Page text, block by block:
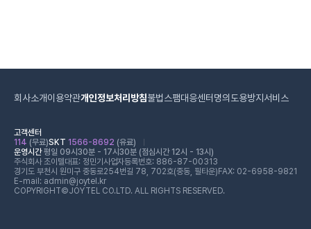
회사소개이용약관개인정보처리방침불법스팸대응센터 명의도용방지서비스
고객센터
114 (무료)SKT 1566-8692 (유료)
운영시간평일 09시30분 - 17시30분 (점심시간 12시 - 13시)
주식회사 조이텔대표: 정민기 사업자등록번호: 886-87-00313
경기도 부천시 원미구 중동로254번길 78, 702호(중동, 필타운) FAX: 02-6958-9821
E-mail: admin@joytel.kr
COPYRIGHT©JOYTEL CO.LTD. ALL RIGHTS RESERVED.